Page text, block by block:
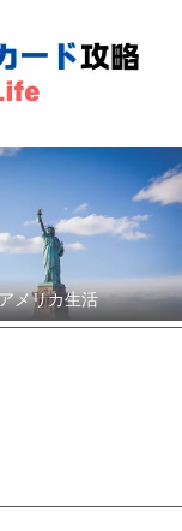
メリカ生活
Chase